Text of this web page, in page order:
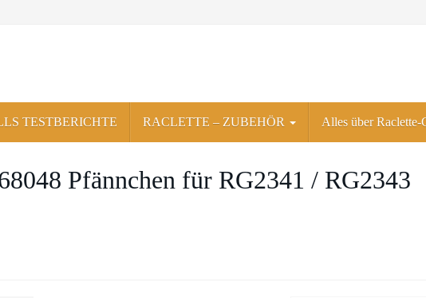
TESTBERICHTE RACLETTE – ZUBEHÖR Alles über Raclette-
Pfännchen für RG2341 / RG2343